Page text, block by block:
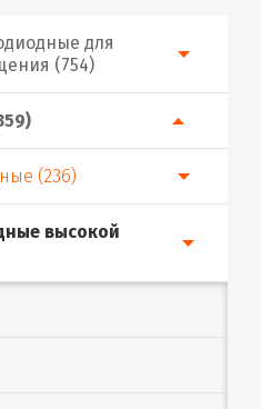
(236)
высокой
для
(754)